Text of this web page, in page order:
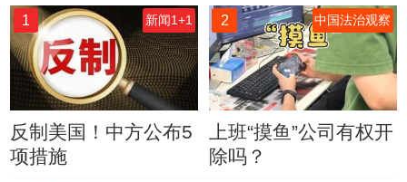
1 新闻1+1
反制美国！中方公布5
项措施
2 中国法治观察
上班“摸鱼”公司有权开
除吗？